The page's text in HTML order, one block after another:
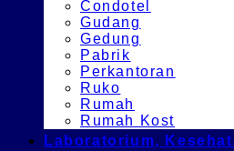
Condotel
Gudang
Gedung
Pabrik
Perkantoran
Ruko
Rumah
Rumah Kost
Laboratorium,